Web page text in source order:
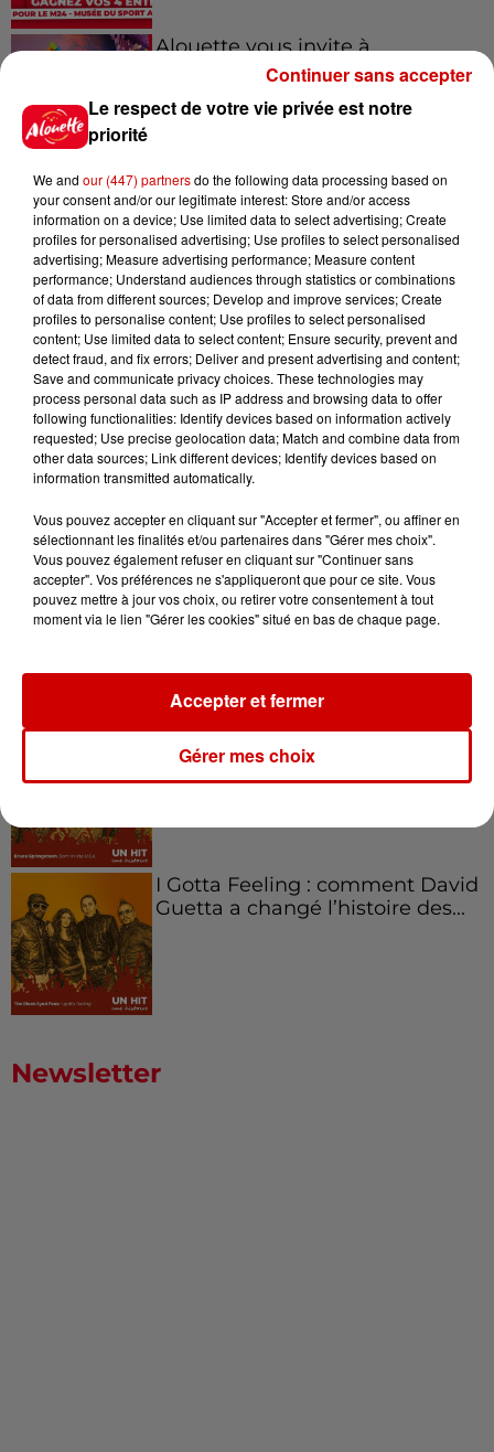
Alouette vous invite à
Futuroscope Xperiences !
Le Duel - Gagnez votre balade
en jet ski !
Podcasts Voir plus
Kelly Massol, figure
emblématique de
l'entrepreneuriat féminin
Aménager un school bus au
Canada et accueillir les bleus à
Born in the U.S.A - Bruce
Springsteen : la chanson que
l’Amérique...
I Gotta Feeling : comment David
Guetta a changé l’histoire des...
Newsletter
Le respect de votre vie privée est notre
priorité
We and our (447) partnersdo the following data processing based on
your consent and/or our legitimate interest: Store and/or access
information on a device; Use limited data to select advertising; Create
profiles for personalised advertising; Use profiles to select personalised
advertising; Measure advertising performance; Measure content
performance; Understand audiences through statistics or combinations
of data from different sources; Develop and improve services; Create
profiles to personalise content; Use profiles to select personalised
content; Use limited data to select content; Ensure security, prevent and
detect fraud, and fix errors; Deliver and present advertising and content;
Save and communicate privacy choices. These technologies may
process personal data such as IP address and browsing data to offer
following functionalities: Identify devices based on information actively
requested; Use precise geolocation data; Match and combine data from
other data sources; Link different devices; Identify devices based on
information transmitted automatically.
Vous pouvez accepter en cliquant sur "Accepter et fermer", ou affiner en
sélectionnant les finalités et/ou partenaires dans "Gérer mes choix".
Vous pouvez également refuser en cliquant sur "Continuer sans
accepter". Vos préférences ne s'appliqueront que pour ce site. Vous
pouvez mettre à jour vos choix, ou retirer votre consentement à tout
moment via le lien "Gérer les cookies" situé en bas de chaque page.
Gérer mes choix
Accepter et fermer
Continuer sans accepter